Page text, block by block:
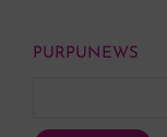
PURPUNEWS